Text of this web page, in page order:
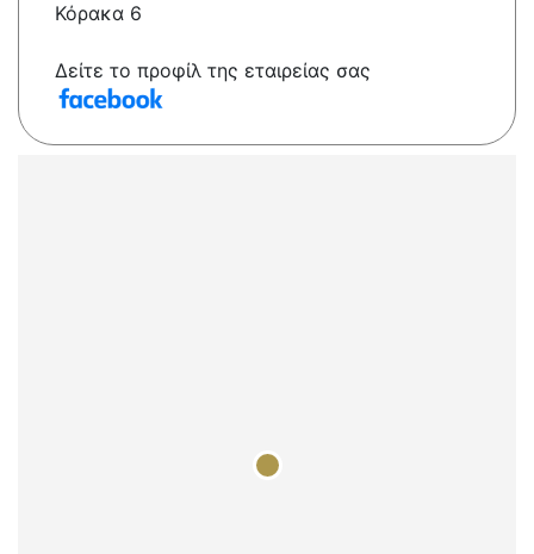
Κόρακα 6
Δείτε το προφίλ της εταιρείας σας